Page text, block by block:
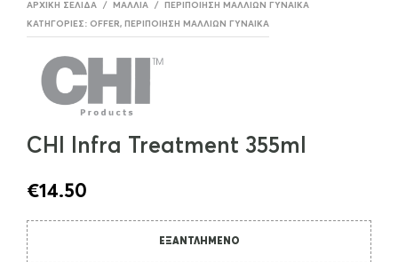
ΑΡΧΙΚΉ ΣΕΛΊΔΑ / ΜΑΛΛΙΆ / ΠΕΡΙΠΟΊΗΣΗ ΜΑΛΛΊΩΝ ΓΥΝΑΊΚΑ
ΚΑΤΗΓΟΡΊΕΣ: OFFER, ΠΕΡΙΠΟΊΗΣΗ ΜΑΛΛΊΩΝ ΓΥΝΑΊΚΑ
CHI Infra Treatment 355ml
€14.50
ΕΞΑΝΤΛΗΜΈΝΟ